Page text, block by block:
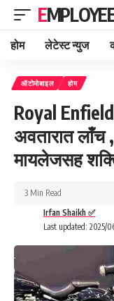
होम लेटेस्ट न्युज
ऑटोमोबाइल होम
Royal
अवतारात
मायलेजसह
Last updated: 2025/
Irfan Shaikh ✅
3 Min Read